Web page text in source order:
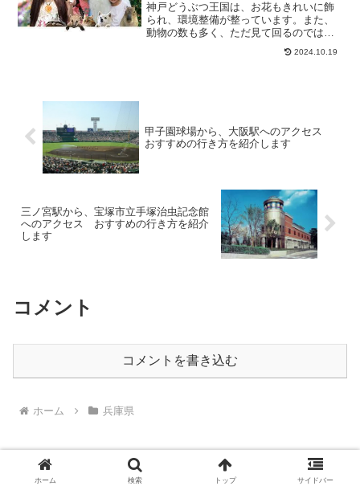
神戸どうぶつ王国は、お花もきれいに飾
られ、環境整備が整っています。また、
動物の数も多く、ただ見て回るのでは無
く、動物のふれあいができ、動物のショ
ーが多いので、あっという間に時間が経
2024.10.19
甲子園球場から、大阪駅へのアクセス
おすすめの行き方を紹介します
三ノ宮駅から、宝塚市立手塚治虫記念館
へのアクセス おすすめの行き方を紹介
します
コメント
コメントを書き込む
ホーム 兵庫県
ホーム 検索 トップ サイドバー